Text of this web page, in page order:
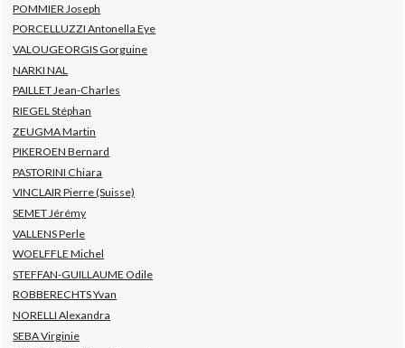
POMMIER Joseph
PORCELLUZZI Antonella Eye
VALOUGEORGIS Gorguine
NARKI NAL
PAILLET Jean-Charles
RIEGEL Stéphan
ZEUGMA Martin
PIKEROEN Bernard
PASTORINI Chiara
VINCLAIR Pierre (Suisse)
SEMET Jérémy
VALLENS Perle
WOELFFLE Michel
STEFFAN-GUILLAUME Odile
ROBBERECHTS Yvan
NORELLI Alexandra
SEBA Virginie